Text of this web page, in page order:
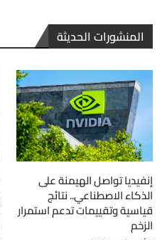
المنشورات الحديثة
إنفيديا تواصل الهيمنة على
الذكاء الاصطناعي.. نتائج
قياسية وتقييمات تدعم استمرار
الزخم